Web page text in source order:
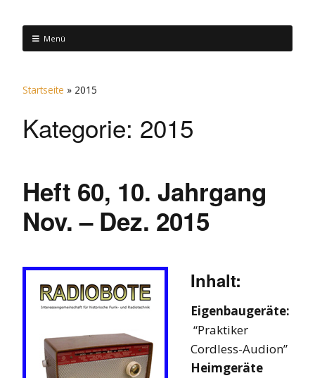
Menü
Startseite » 2015
Kategorie: 2015
Heft 60, 10. Jahrgang
Nov. – Dez. 2015
Inhalt:
Eigenbaugeräte:
“Praktiker
Cordless-Audion”
Heimgeräte